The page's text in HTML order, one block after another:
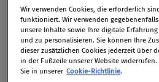
KI-Systeme verstehen und
können. Doch KI-
regulatorische Anforderung.
Erfolgsfaktor. Denn nur wer
ist, kann richtig handeln
Wir verwenden Cookies, die erforderlich
funktioniert. Wir verwenden
unsere Inhalte sowie Ihre digitale
und zu personalisieren. Sie können Ihre
dieser zusätzlichen Cookies jederzeit über
in der Fußzeile unserer Website
Sie in unserer Cookie-Richtlinie.